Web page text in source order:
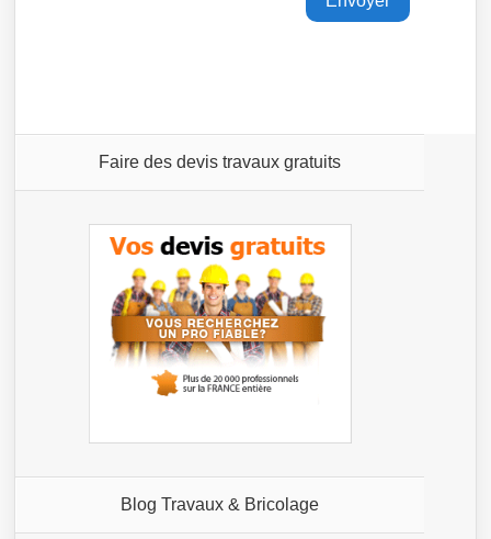
Faire des devis travaux gratuits
Blog Travaux & Bricolage